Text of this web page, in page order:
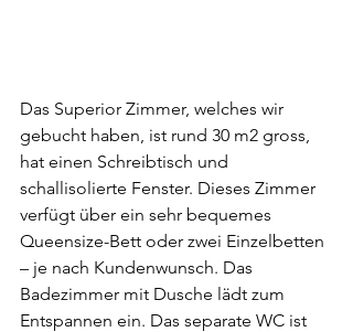
Das Superior Zimmer, welches wir
gebucht haben, ist rund 30 m2 gross,
hat einen Schreibtisch und
schallisolierte Fenster. Dieses Zimmer
verfügt über ein sehr bequemes
Queensize-Bett oder zwei Einzelbetten
– je nach Kundenwunsch. Das
Badezimmer mit Dusche lädt zum
Entspannen ein. Das separate WC ist